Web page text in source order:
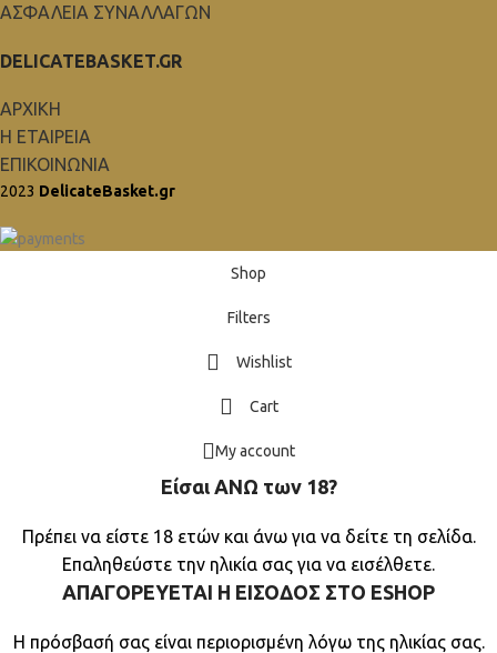
ΑΣΦΑΛΕΙΑ ΣΥΝΑΛΛΑΓΩΝ
DELICATEBASKET.GR
ΑΡΧΙΚΗ
Η ΕΤΑΙΡΕΙΑ
ΕΠΙΚΟΙΝΩΝΙΑ
2023 DelicateBasket.gr
Shop
Filters
Wishlist
Cart
My account
Είσαι ΑΝΩ των 18?
Πρέπει να είστε 18 ετών και άνω για να δείτε τη σελίδα.
Επαληθεύστε την ηλικία σας για να εισέλθετε.
ΑΠΑΓΟΡΕΥΕΤΑΙ Η ΕΙΣΟΔΟΣ ΣΤO ESHOP
Η πρόσβασή σας είναι περιορισμένη λόγω της ηλικίας σας.